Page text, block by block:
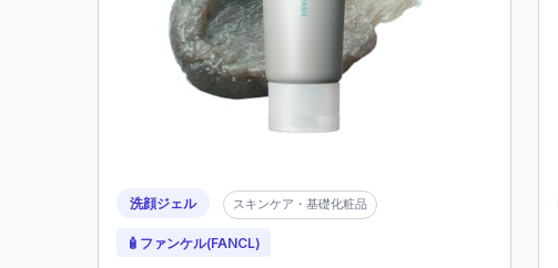
洗顔ジェル スキンケア・基礎化粧品
🧴 ファンケル(FANCL)